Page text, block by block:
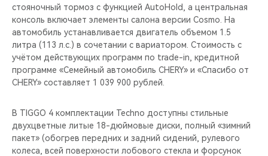
стояночный тормоз с функцией AutoHold, а центральная
консоль включает элементы салона верcии Cosmo. На
автомобиль устанавливается двигатель объемом 1.5
литра (113 л.с.) в сочетании с вариатором. Стоимость с
учётом действующих программ по trade-in, кредитной
программе «Семейный автомобиль CHERY» и «Спасибо от
CHERY» составляет 1 039 900 рублей.
В TIGGO 4 комплектации Techno доступны стильные
двухцветные литые 18-дюймовые диски, полный «зимний
пакет» (обогрев передних и задний сидений, рулевого
колеса, всей поверхности лобового стекла и форсунок